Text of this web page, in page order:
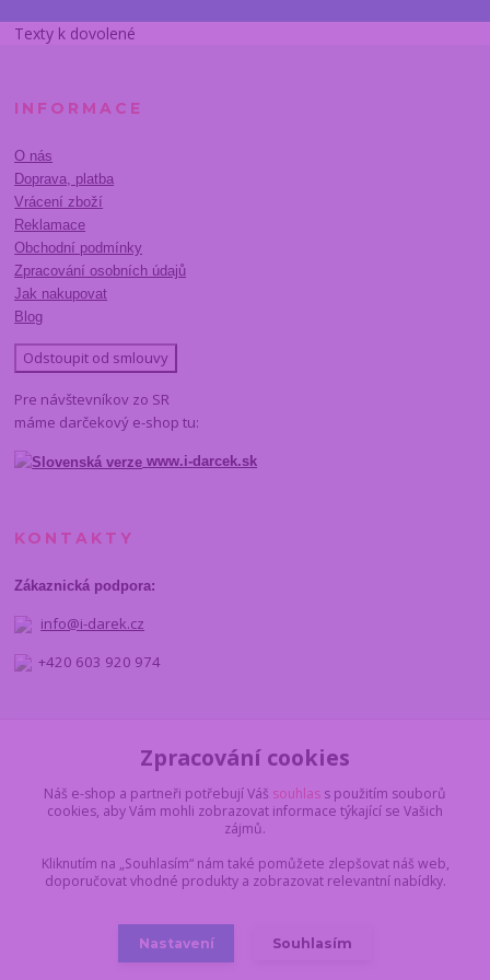
Texty k dovolené
INFORMACE
O nás
Doprava, platba
Vrácení zboží
Reklamace
Obchodní podmínky
Zpracování osobních údajů
Jak nakupovat
Blog
Odstoupit od smlouvy
Pre návštevníkov zo SR
máme darčekový e-shop tu:
www.i-darcek.sk
KONTAKTY
Zákaznická podpora:
info@i-darek.cz
+420 603 920 974
Zpracování cookies
Náš e-shop a partneři potřebují Váš souhlas s použitím souborů
cookies, aby Vám mohli zobrazovat informace týkající se Vašich
zájmů.
Kliknutím na „Souhlasím“ nám také pomůžete zlepšovat náš web,
doporučovat vhodné produkty a zobrazovat relevantní nabídky.
Nastavení Souhlasím